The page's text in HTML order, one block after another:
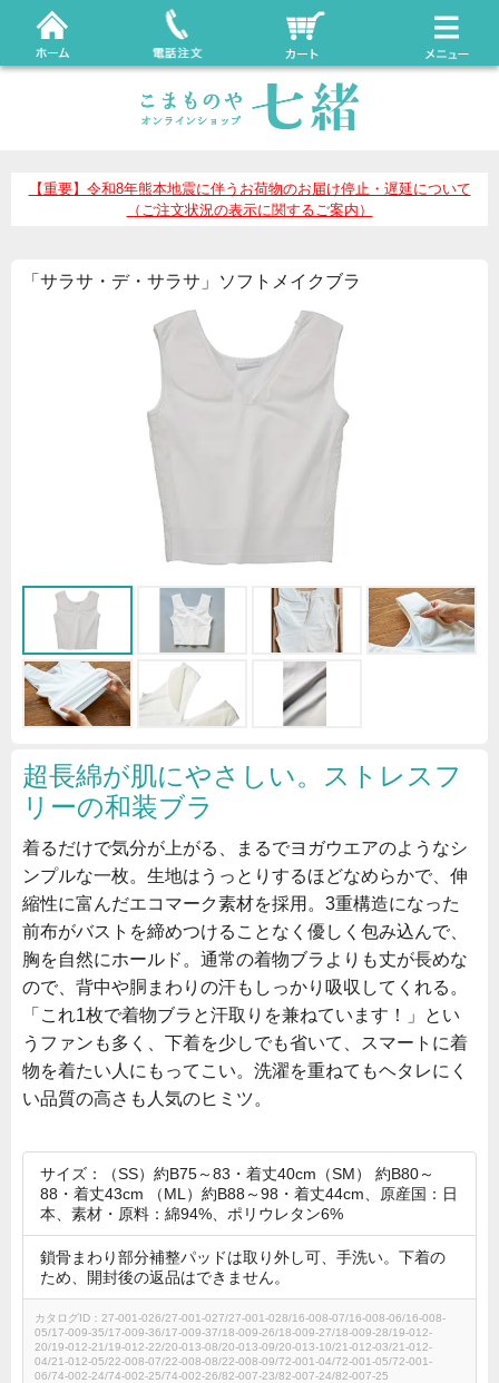
【重要】令和8年熊本地震に伴うお荷物のお届け停止・遅延について
（ご注文状況の表示に関するご案内）
「サラサ・デ・サラサ」ソフトメイクブラ
超長綿が肌にやさしい。ストレスフ
リーの和装ブラ
着るだけで気分が上がる、まるでヨガウエアのようなシ
ンプルな一枚。生地はうっとりするほどなめらかで、伸
縮性に富んだエコマーク素材を採用。3重構造になった
前布がバストを締めつけることなく優しく包み込んで、
胸を自然にホールド。通常の着物ブラよりも丈が長めな
ので、背中や胴まわりの汗もしっかり吸収してくれる。
「これ1枚で着物ブラと汗取りを兼ねています！」とい
うファンも多く、下着を少しでも省いて、スマートに着
物を着たい人にもってこい。洗濯を重ねてもヘタレにく
い品質の高さも人気のヒミツ。
サイズ：（SS）約B75～83・着丈40cm（SM） 約B80～
88・着丈43cm （ML）約B88～98・着丈44cm、原産国：日
本、素材・原料：綿94%、ポリウレタン6%
鎖骨まわり部分補整パッドは取り外し可、手洗い。下着の
ため、開封後の返品はできません。
カタログID：27-001-026/27-001-027/27-001-028/16-008-07/16-008-06/16-008-
05/17-009-35/17-009-36/17-009-37/18-009-26/18-009-27/18-009-28/19-012-
20/19-012-21/19-012-22/20-013-08/20-013-09/20-013-10/21-012-03/21-012-
04/21-012-05/22-008-07/22-008-08/22-008-09/72-001-04/72-001-05/72-001-
06/74-002-24/74-002-25/74-002-26/82-007-23/82-007-24/82-007-25